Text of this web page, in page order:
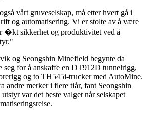
vårt gruveselskap, må etter hvert gå i
og automatisering. Vi er stolte av å være
�kt sikkerhet og produktivitet ved å
og Seongshin Minefield begynte da
seg for å anskaffe en DT912D tunnelrigg,
og to TH545i-trucker med AutoMine.
andre merker i flere tiår, fant Seongshin
var det beste valget når selskapet